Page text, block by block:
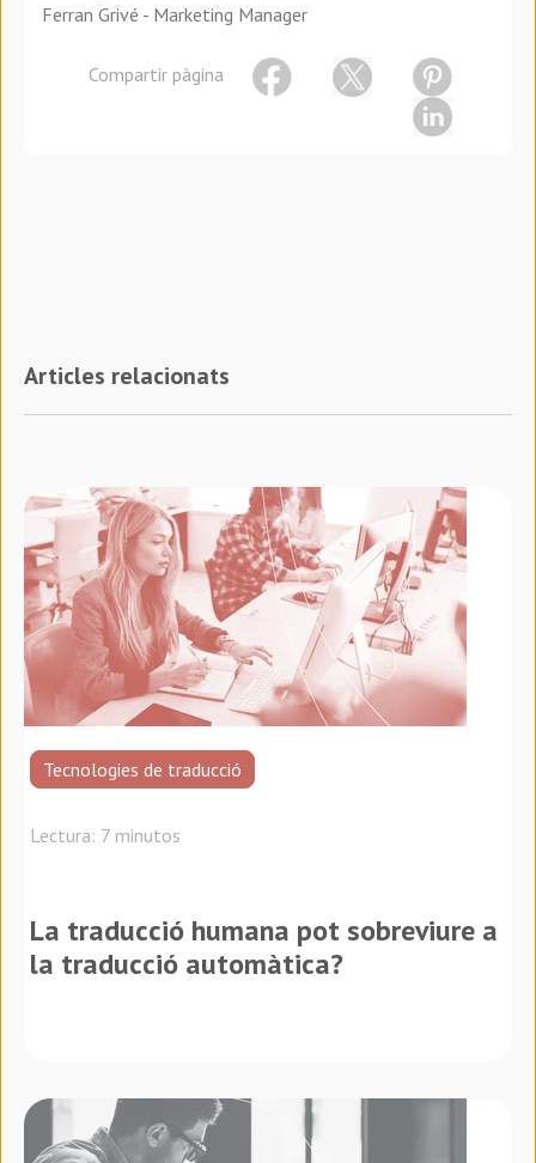
Ferran Grivé - Marketing Manager
Compartir pàgina
Articles relacionats
Tecnologies de traducció
Lectura: 7 minutos
La traducció humana pot sobreviure a
la traducció automàtica?